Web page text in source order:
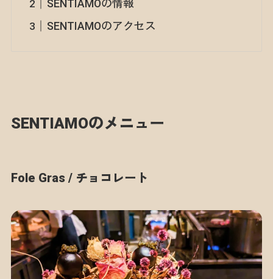
SENTIAMOの情報
SENTIAMOのアクセス
SENTIAMOのメニュー
Fole Gras / チョコレート